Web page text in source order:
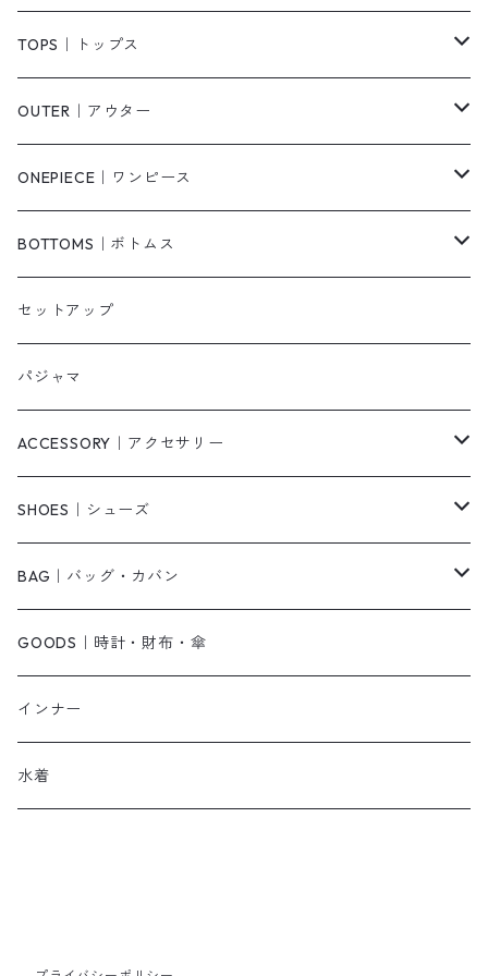
TOPS｜トップス
Tシャツ/カットソー
シャツ/ブラウス
ベスト/チョッキ
タンクトップ/キャミソール
スウェット/パーカー
ニット/セーター
ベアトップ・チューブトップ
その他
OUTER｜アウター
ジャケット/ブルゾン
コート
カーディガン
ダウンコート
その他
ONEPIECE｜ワンピース
柄
無地
ニットワンピース
ロングワンピース
シャツワンピース
キャミワンピース
オールインワン・サロペット
ジャンパースカート
その他
BOTTOMS｜ボトムス
パンツ・デニム
ショートパンツ
スカート
その他
セットアップ
パジャマ
ACCESSORY｜アクセサリー
ピアス・リング
ネックレス
ベルト
ブレスレット
帽子
SHOES｜シューズ
パンプス
サンダル
ショートブーツ・ブーティ
ロングブーツ
BAG｜バッグ・カバン
ショルダーバッグ
ハンドバッグ
リュック
GOODS｜時計・財布・傘
インナー
水着